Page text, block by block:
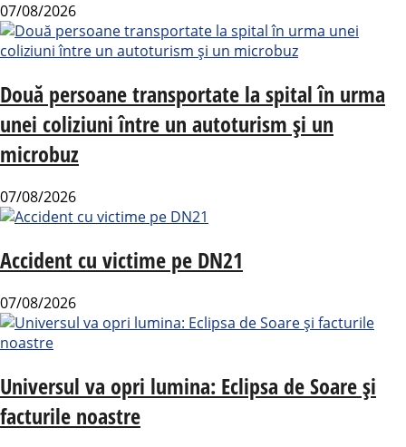
07/08/2026
Două persoane transportate la spital în urma
unei coliziuni între un autoturism și un
microbuz
07/08/2026
Accident cu victime pe DN21
07/08/2026
Universul va opri lumina: Eclipsa de Soare și
facturile noastre